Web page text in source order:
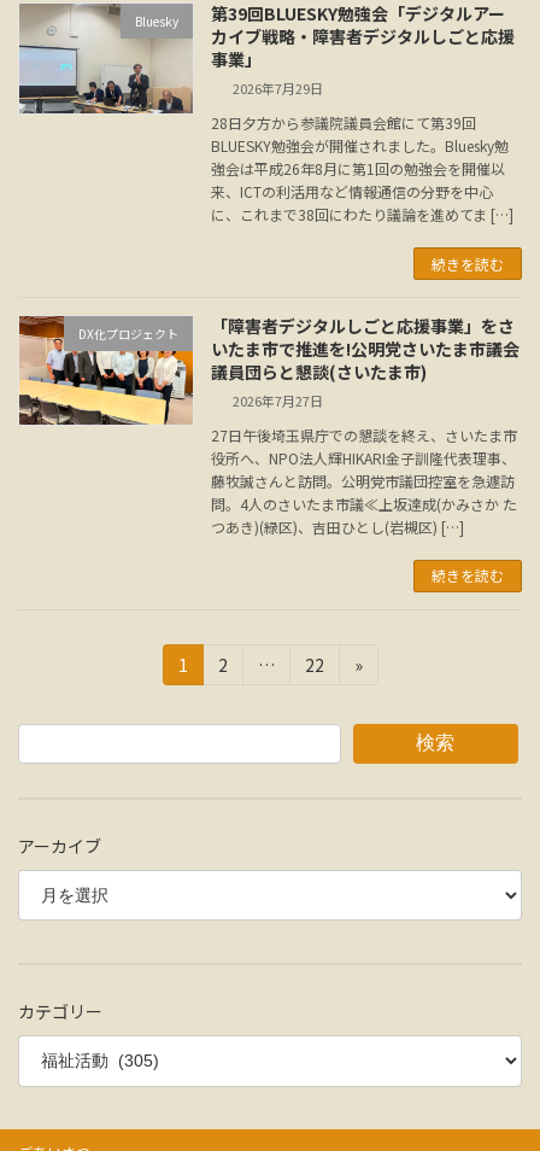
Bluesky
第39回BLUESKY勉強会「デジタルアー
カイブ戦略・障害者デジタルしごと応援
事業」
2026年7月29日
28日夕方から参議院議員会館にて第39回
BLUESKY勉強会が開催されました。Bluesky勉
強会は平成26年8月に第1回の勉強会を開催以
来、ICTの利活用など情報通信の分野を中心
に、これまで38回にわたり議論を進めてま […]
続きを読む
DX化プロジェクト
「障害者デジタルしごと応援事業」をさ
いたま市で推進を!公明党さいたま市議会
議員団らと懇談(さいたま市)
2026年7月27日
27日午後埼玉県庁での懇談を終え、さいたま市
役所へ、NPO法人輝HIKARI金子訓隆代表理事、
藤牧誠さんと訪問。公明党市議団控室を急遽訪
問。4人のさいたま市議≪上坂達成(かみさか た
つあき)(緑区)、吉田ひとし(岩槻区) […]
続きを読む
ジ
送
固
定
ジ
1
固
ジ
2 …
固
ジ
22 »
検索
アーカイブ
カテゴリー